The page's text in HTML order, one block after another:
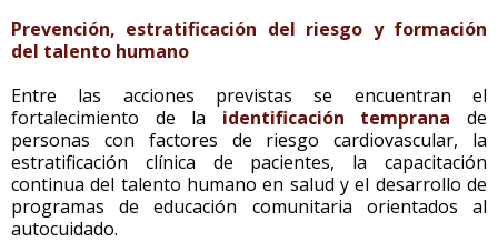
Prevención, estratificación del riesgo y formación
del talento humano
Entre las acciones previstas se encuentran el
fortalecimiento de la identificación temprana de
personas con factores de riesgo cardiovascular, la
estratificación clínica de pacientes, la capacitación
continua del talento humano en salud y el desarrollo de
programas de educación comunitaria orientados al
autocuidado.